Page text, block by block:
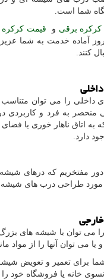
شما است.
کرکره برقی و قیمت کرکره
کنند.
داخلی را می توان
منحصر به فرد و
اتاق ناهار خوری یا
دارد.
دور مفتخریم که درهای
مورد طراحی درب های
می توان با شیشه های بزرگ
می توان آنها را از مواد
شما برای تعمیر و
خانه یا فروشگاه خود